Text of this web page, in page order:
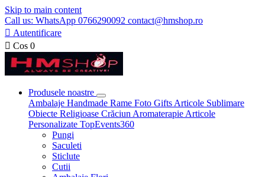
Skip to main content
Call us: WhatsApp 0766290092 contact@hmshop.ro
 Autentificare
 Cos 0
Produsele noastre
Ambalaje Handmade Rame Foto Gifts Articole Sublimare
Obiecte Religioase Crăciun Aromaterapie Articole
Personalizate TopEvents360
Pungi
Saculeti
Sticlute
Cutii